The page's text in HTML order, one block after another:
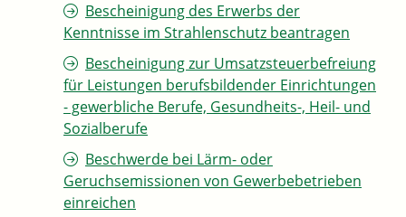
Bescheinigung des Erwerbs der
Kenntnisse im Strahlenschutz beantragen
Bescheinigung zur Umsatzsteuerbefreiung
für Leistungen berufsbildender Einrichtungen
- gewerbliche Berufe, Gesundheits-, Heil- und
Sozialberufe
Beschwerde bei Lärm- oder
Geruchsemissionen von Gewerbebetrieben
einreichen